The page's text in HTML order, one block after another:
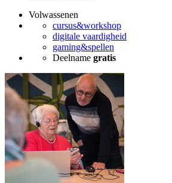
Volwassenen
cursus&workshop
digitale vaardigheid
gaming&spellen
Deelname gratis